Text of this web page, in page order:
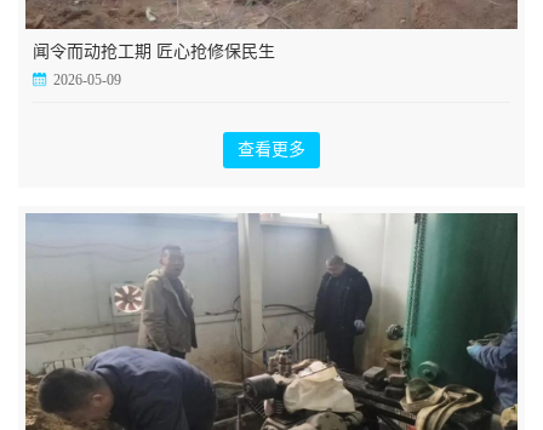
闻令而动抢工期 匠心抢修保民生
2026-05-09
查看更多